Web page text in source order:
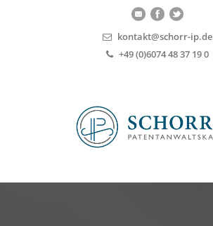
kontakt@schorr-ip.de
+49 (0)6074 48 37 19 0